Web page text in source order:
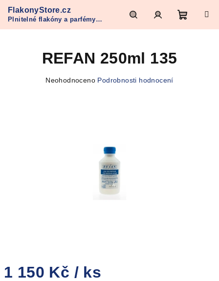
obsah
FlakonyStore.cz
Plnitelné flakóny a parfémy
Refan
HledatPřihlášeníNákupní
1 150 Kč / ks
REFAN 250ml 135
Průměrné
Neohodnoceno Podrobnosti hodnocení